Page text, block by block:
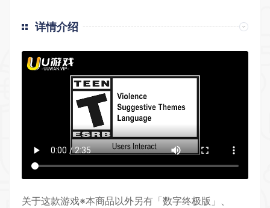
详情介绍
关于这款游戏※本商品以外另有「数字终极版」、